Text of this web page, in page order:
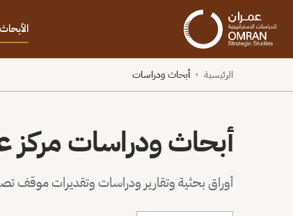
الأبحاث
الرئيسية › أبحاث ودراسات
أبحاث ودراسات مركز
أوراق بحثية وتقارير ودراسات وتقديرات موقف